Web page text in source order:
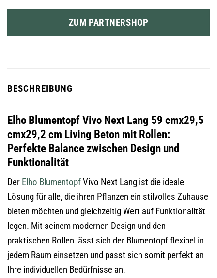
ZUM PARTNERSHOP
BESCHREIBUNG
Elho Blumentopf Vivo Next Lang 59 cmx29,5
cmx29,2 cm Living Beton mit Rollen:
Perfekte Balance zwischen Design und
Funktionalität
Der Elho BlumentopfVivo Next Lang ist die ideale
Lösung für alle, die ihren Pflanzen ein stilvolles Zuhause
bieten möchten und gleichzeitig Wert auf Funktionalität
legen. Mit seinem modernen Design und den
praktischen Rollen lässt sich der Blumentopf flexibel in
jedem Raum einsetzen und passt sich somit perfekt an
Ihre individuellen Bedürfnisse an.